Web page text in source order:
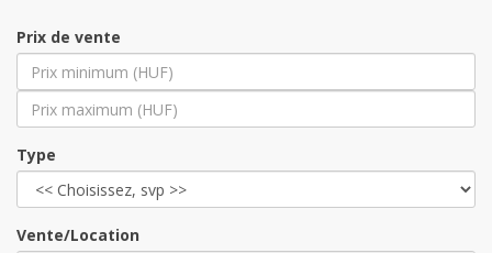
Prix de vente
Type
Vente/Location